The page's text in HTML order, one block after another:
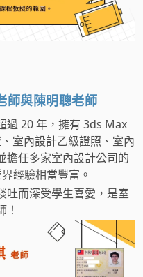
師與陳明聰老師
過 20 年，擁有 3ds Max
室內設計乙級證照、室內
擔任多家室內設計公司的
經驗相當豐富。
吐而深受學生喜愛，是室